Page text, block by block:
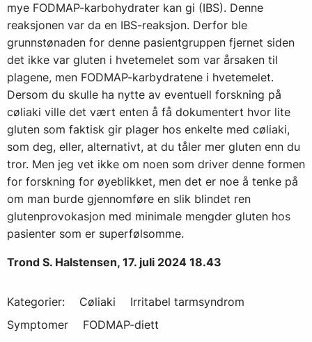
mye FODMAP-karbohydrater kan gi (IBS). Denne
reaksjonen var da en IBS-reaksjon. Derfor ble
grunnstønaden for denne pasientgruppen fjernet siden
det ikke var gluten i hvetemelet som var årsaken til
plagene, men FODMAP-karbydratene i hvetemelet.
Dersom du skulle ha nytte av eventuell forskning på
cøliaki ville det vært enten å få dokumentert hvor lite
gluten som faktisk gir plager hos enkelte med cøliaki,
som deg, eller, alternativt, at du tåler mer gluten enn du
tror. Men jeg vet ikke om noen som driver denne formen
for forskning for øyeblikket, men det er noe å tenke på
om man burde gjennomføre en slik blindet ren
glutenprovokasjon med minimale mengder gluten hos
pasienter som er superfølsomme.
Trond S. Halstensen, 17. juli 2024 18.43
Kategorier: Cøliaki
Irritabel tarmsyndrom
Symptomer
FODMAP-diett